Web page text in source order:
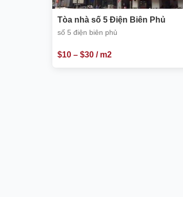
Tòa nhà số 5 Điện Biên Phủ
số 5 điện biên phủ
$10– $30/ m2